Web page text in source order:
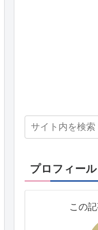
プロフィール
この